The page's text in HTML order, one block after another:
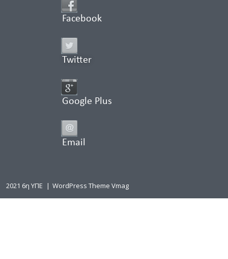
Facebook
Twitter
Google Plus
Email
2021 6η ΥΠΕ | WordPress Theme Vmag